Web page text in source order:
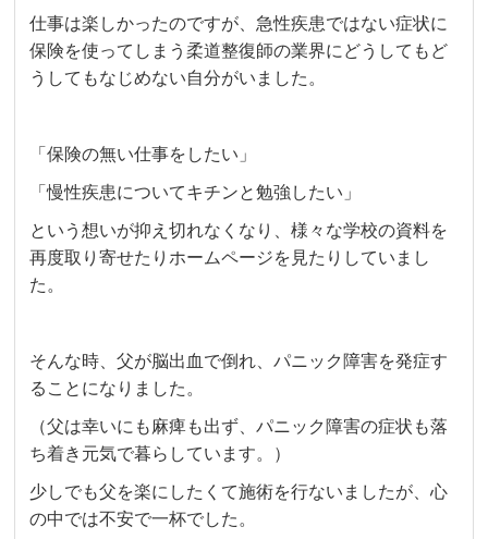
仕事は楽しかったのですが、急性疾患ではない症状に
保険を使ってしまう柔道整復師の業界にどうしてもど
うしてもなじめない自分がいました。
「保険の無い仕事をしたい」
「慢性疾患についてキチンと勉強したい」
という想いが抑え切れなくなり、様々な学校の資料を
再度取り寄せたりホームページを見たりしていまし
た。
そんな時、父が脳出血で倒れ、パニック障害を発症す
ることになりました。
（父は幸いにも麻痺も出ず、パニック障害の症状も落
ち着き元気で暮らしています。）
少しでも父を楽にしたくて施術を行ないましたが、心
の中では不安で一杯でした。